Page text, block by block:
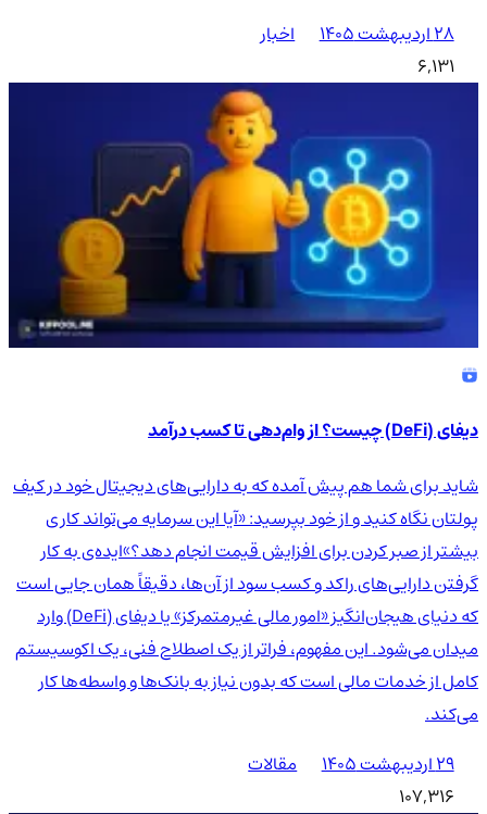
۲۸ اردیبهشت ۱۴۰۵
اخبار
6,131
دیفای (DeFi) چیست؟ از وام‌دهی تا کسب درآمد
شاید برای شما هم پیش آمده که به دارایی‌های دیجیتال خود در کیف
پولتان نگاه کنید و از خود بپرسید: «آیا این سرمایه می‌تواند کاری
بیشتر از صبر کردن برای افزایش قیمت انجام دهد؟»ایده‌ی به کار
گرفتن دارایی‌های راکد و کسب سود از آن‌ها، دقیقاً همان جایی است
که دنیای هیجان‌انگیز «امور مالی غیرمتمرکز» یا دیفای (DeFi) وارد
میدان می‌شود. این مفهوم، فراتر از یک اصطلاح فنی، یک اکوسیستم
کامل از خدمات مالی است که بدون نیاز به بانک‌ها و واسطه‌ها کار
می‌کند.
۲۹ اردیبهشت ۱۴۰۵
مقالات
107,316